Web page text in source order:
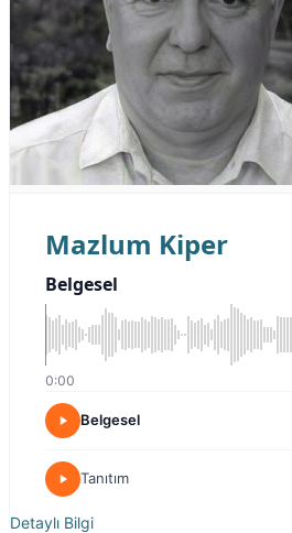
Mazlum Kiper
Belgesel
0:00
Belgesel
Tanıtım
Detaylı Bilgi